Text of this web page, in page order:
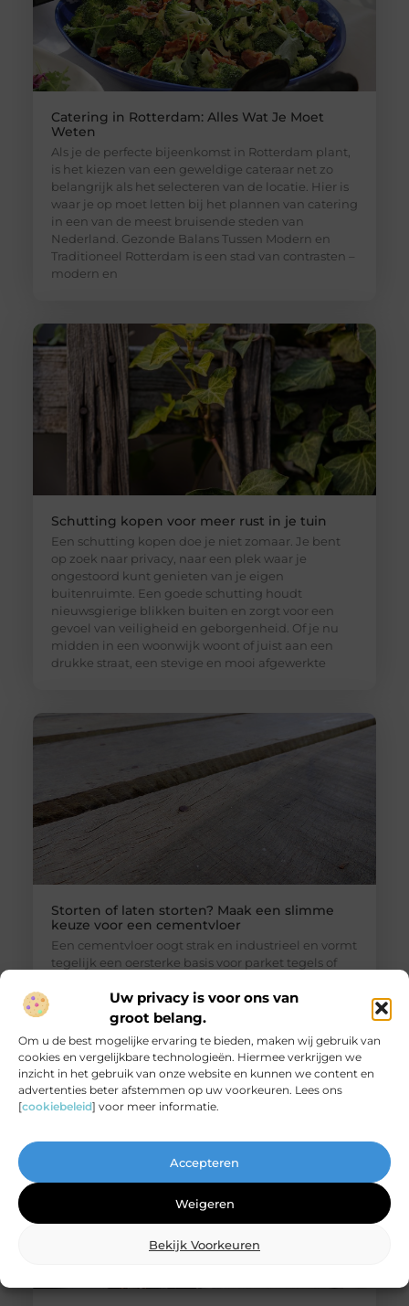
Uw privacy is voor ons van
groot belang.
Om u de best mogelijke ervaring te bieden, maken wij gebruik van
cookies en vergelijkbare technologieën. Hiermee verkrijgen we
inzicht in het gebruik van onze website en kunnen we content en
advertenties beter afstemmen op uw voorkeuren. Lees ons
[cookiebeleid] voor meer informatie.
Accepteren
Weigeren
Bekijk Voorkeuren
Catering in Rotterdam: Alles Wat Je Moet
Weten
Als je de perfecte bijeenkomst in Rotterdam plant,
is het kiezen van een geweldige cateraar net zo
belangrijk als het selecteren van de locatie. Hier is
waar je op moet letten bij het plannen van catering
in een van de meest bruisende steden van
Nederland. Gezonde Balans Tussen Modern en
Traditioneel Rotterdam is een stad van contrasten –
modern en
Schutting kopen voor meer rust in je tuin
Een schutting kopen doe je niet zomaar. Je bent
op zoek naar privacy, naar een plek waar je
ongestoord kunt genieten van je eigen
buitenruimte. Een goede schutting houdt
nieuwsgierige blikken buiten en zorgt voor een
gevoel van veiligheid en geborgenheid. Of je nu
midden in een woonwijk woont of juist aan een
drukke straat, een stevige en mooi afgewerkte
Storten of laten storten? Maak een slimme
keuze voor een cementvloer
Een cementvloer oogt strak en industrieel en vormt
tegelijk een oersterke basis voor parket tegels of
voorbereiding en doordachte keuzes. Met deze tips
ontdek je snel of zelf storten haalbaar is of dat
cementdekvloer wordt altijd gelegd op een
dragende ondervloer. Controleer daarom eerst